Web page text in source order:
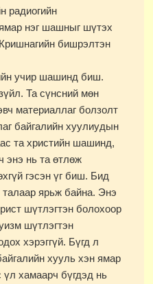
радиогийн
нэг шашныг шүтэх
бишрэлтэн
учир шашинд биш.
Та сүнсний мөн
материаллаг болзолт
байгалийн хуулиудын
та христийн шашинд,
энэ нь та өтлөж
гэсэн үг биш. Бид
ярьж байна. Энэ
шүтлэгтэн болохоор
шүтлэгтэн
хэрэггүй. Бүгд л
хууль хэн ямар
хамаарч бүгдэд нь